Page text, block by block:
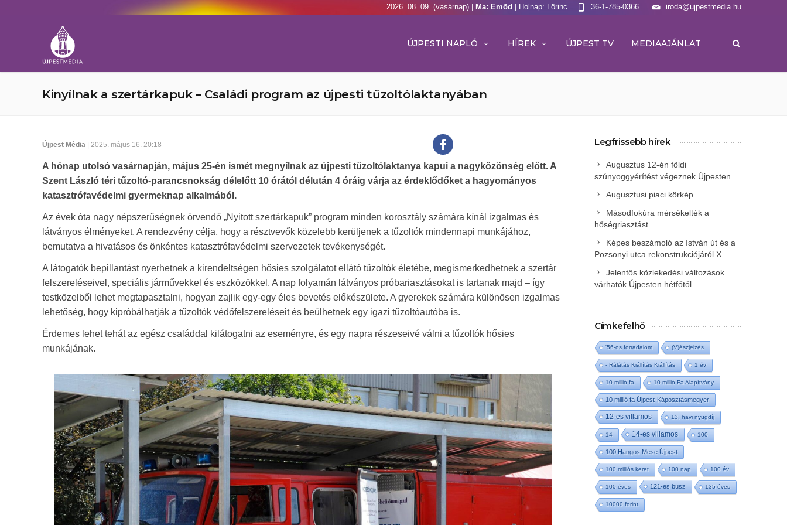
2026. 08. 09. (vasárnap) | Ma: Emõd | Holnap: Lörinc iroda@ujpestmedia.hu
36-1-785-0366
ÚJPESTI NAPLÓ HÍREK ÚJPEST TV MEDIAAJÁNLAT |
Kinyílnak a szertárkapuk – Családi program az újpesti tűzoltólaktanyában
Újpest Média | 2025. május 16. 20:18
A hónap utolsó vasárnapján, május 25-én ismét megnyílnak az újpesti tűzoltólaktanya kapui a nagyközönség előtt. A
Szent László téri tűzoltó-parancsnokság délelőtt 10 órától délután 4 óráig várja az érdeklődőket a hagyományos
katasztrófavédelmi gyermeknap alkalmából.
Az évek óta nagy népszerűségnek örvendő „Nyitott szertárkapuk” program minden korosztály számára kínál izgalmas és
látványos élményeket. A rendezvény célja, hogy a résztvevők közelebb kerüljenek a tűzoltók mindennapi munkájához,
bemutatva a hivatásos és önkéntes katasztrófavédelmi szervezetek tevékenységét.
A látogatók bepillantást nyerhetnek a kirendeltségen hősies szolgálatot ellátó tűzoltók életébe, megismerkedhetnek a szertár
felszereléseivel, speciális járművekkel és eszközökkel. A nap folyamán látványos próbariasztásokat is tartanak majd – így
testközelből lehet megtapasztalni, hogyan zajlik egy-egy éles bevetés előkészülete. A gyerekek számára különösen izgalmas
lehetőség, hogy kipróbálhatják a tűzoltók védőfelszereléseit és beülhetnek egy igazi tűzoltóautóba is.
Érdemes lehet tehát az egész családdal kilátogatni az eseményre, és egy napra részeseivé válni a tűzoltók hősies
munkájának.
Legfrissebb hírek
Augusztus 12-én földi
szúnyoggyérítést végeznek Újpesten
Augusztusi piaci körkép
Másodfokúra mérsékelték a
hőségriasztást
Képes beszámoló az István út és a
Pozsonyi utca rekonstrukciójáról X.
Jelentős közlekedési változások
várhatók Újpesten hétfőtől
Címkefelhő
'56-os forradalom (V)észjelzés
- Rálátás Kiállítás Kiállítás 1 év
10 millió fa 10 millió Fa Alapítvány
10 millió fa Újpest-Káposztásmegyer
12-es villamos 13. havi nyugdíj
14 14-es villamos 100
100 Hangos Mese Újpest
100 milliós keret 100 nap 100 év
100 éves 121-es busz 135 éves
10000 forint